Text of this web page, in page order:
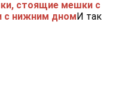
стоящие мешки с
с нижним дномИ так